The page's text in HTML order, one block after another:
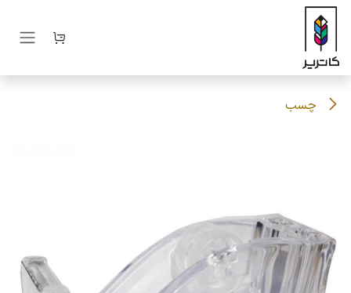
صرف نظر و مشاهده محتوا
چسب